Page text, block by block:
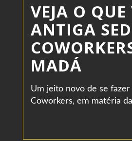
VEJA O
ANTIGA
MADÁ
Um jeito novo de se
Coworkers, em matéria